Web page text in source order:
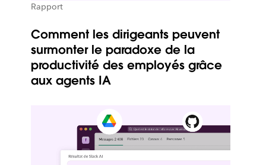
Rapport
Comment les dirigeants peuvent
surmonter le paradoxe de la
productivité des employés grâce
aux agents IA